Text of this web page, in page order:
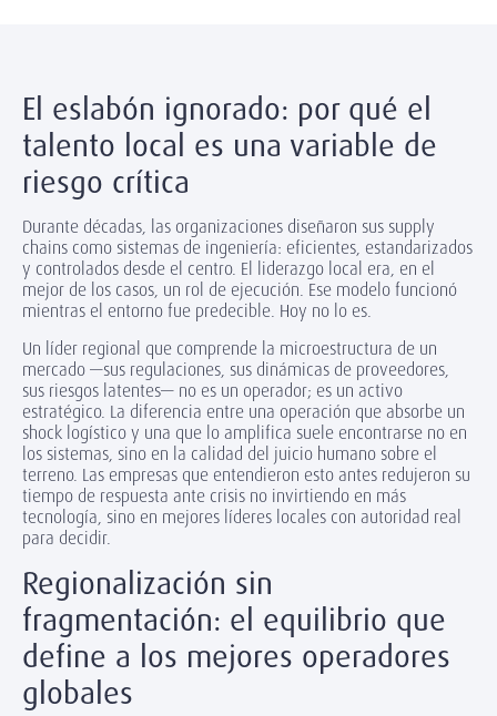
El eslabón ignorado: por qué el
talento local es una variable de
riesgo crítica
Durante décadas, las organizaciones diseñaron sus supply
chains como sistemas de ingeniería: eficientes, estandarizados
y controlados desde el centro. El liderazgo local era, en el
mejor de los casos, un rol de ejecución. Ese modelo funcionó
mientras el entorno fue predecible. Hoy no lo es.
Un líder regional que comprende la microestructura de un
mercado —sus regulaciones, sus dinámicas de proveedores,
sus riesgos latentes— no es un operador; es un activo
estratégico. La diferencia entre una operación que absorbe un
shock logístico y una que lo amplifica suele encontrarse no en
los sistemas, sino en la calidad del juicio humano sobre el
terreno. Las empresas que entendieron esto antes redujeron su
tiempo de respuesta ante crisis no invirtiendo en más
tecnología, sino en mejores líderes locales con autoridad real
para decidir.
Regionalización sin
fragmentación: el equilibrio que
define a los mejores operadores
globales